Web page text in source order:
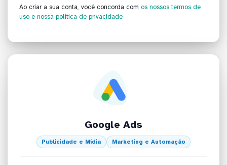
Ao criar a sua conta, você concorda com os nossos termos de
uso e nossa política de privacidade
Google Ads
Publicidade e Mídia Marketing e Automação